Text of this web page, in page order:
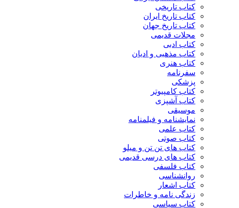
کتاب تاریخی
کتاب تاریخ ایران
کتاب تاریخ جهان
مجلات قدیمی
کتاب ادبی
کتاب مذهبی و ادیان
کتاب هنری
سفرنامه
پزشکی
کتاب کامپیوتر
کتاب آشپزی
موسیقی
نمایشنامه و فیلمنامه
کتاب علمی
کتاب صوتی
کتاب های تن تن و میلو
کتاب های درسی قدیمی
کتاب فلسفی
روانشناسی
کتاب اشعار
زندگی نامه و خاطرات
کتاب سیاسی